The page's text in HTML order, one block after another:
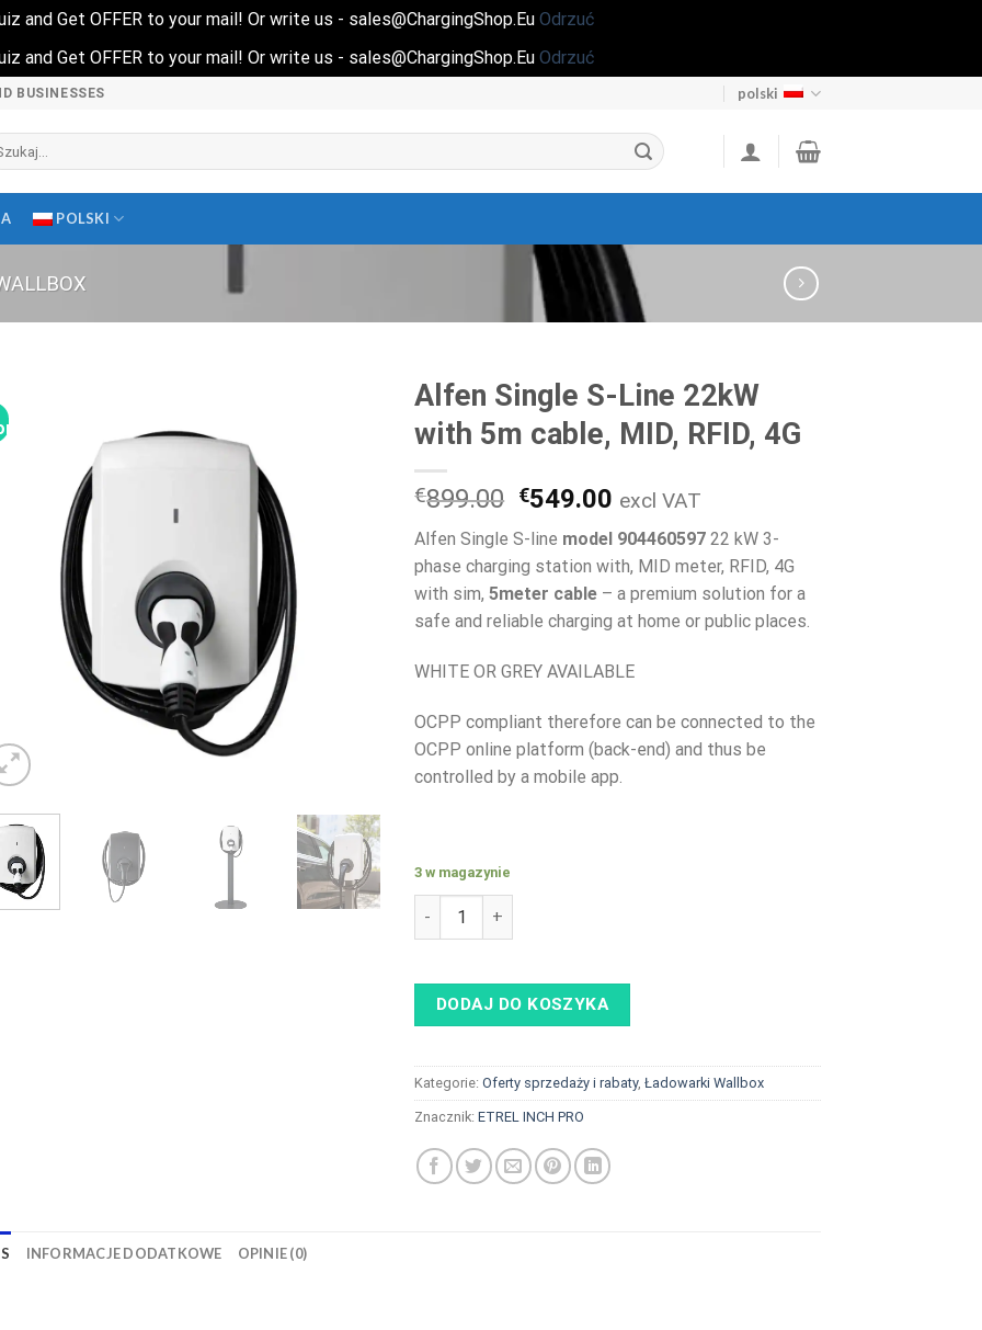
and Get OFFER to your mail! Or write us - sales@ChargingShop.Eu Odrzuć
and Get OFFER to your mail! Or write us - sales@ChargingShop.Eu Odrzuć
BUSINESSES polski
POLSKI
Alfen Single S-Line 22kW
with 5m cable, MID, RFID, 4G
€899.00 Pierwotna
cena
wynosiła:
€899.00.
€549.00 Aktualna
cena
wynosi:
€549.00.
excl VAT
Alfen Single S-line model 904460597 22 kW 3-
phase charging station with, MID meter, RFID, 4G
with sim,5meter cable – a premium solution for a
safe and reliable charging at home or public places.
WHITE OR GREY AVAILABLE
OCPP compliant therefore can be connected to the
OCPP online platform (back-end) and thus be
controlled by a mobile app.
3 w magazynie
ilość Alfen Single S-Line 22kW with 5m cable, MID, RFID, 4G
DODAJ DO KOSZYKA
Kategorie:Oferty sprzedaży i rabaty,Ładowarki Wallbox
Znacznik:ETREL INCH PRO
INFORMACJE DODATKOWE OPINIE (0)